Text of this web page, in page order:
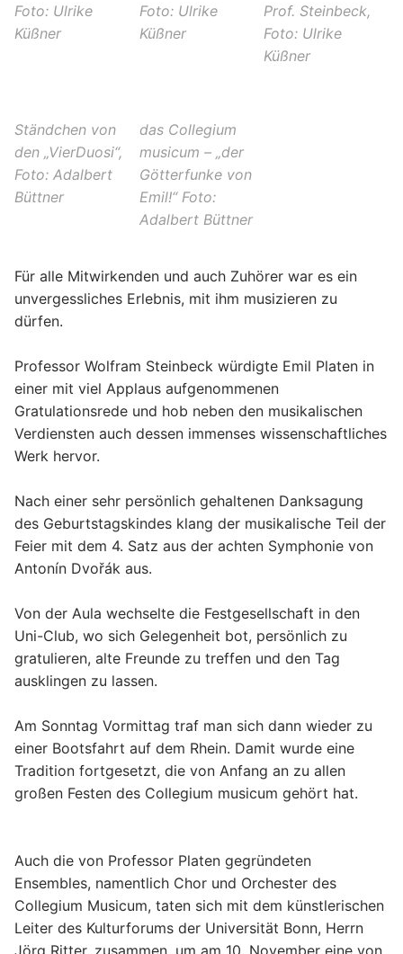
Foto: Ulrike
Küßner
Foto: Ulrike
Küßner
Prof. Steinbeck,
Foto: Ulrike
Küßner
Ständchen von
den „VierDuosi“,
Foto: Adalbert
Büttner
das Collegium
musicum – „der
Götterfunke von
Emil!“ Foto:
Adalbert Büttner
Für alle Mitwirkenden und auch Zuhörer war es ein
unvergessliches Erlebnis, mit ihm musizieren zu
dürfen.
Professor Wolfram Steinbeck würdigte Emil Platen in
einer mit viel Applaus aufgenommenen
Gratulationsrede und hob neben den musikalischen
Verdiensten auch dessen immenses wissenschaftliches
Werk hervor.
Nach einer sehr persönlich gehaltenen Danksagung
des Geburtstagskindes klang der musikalische Teil der
Feier mit dem 4. Satz aus der achten Symphonie von
Antonín Dvořák aus.
Von der Aula wechselte die Festgesellschaft in den
Uni-Club, wo sich Gelegenheit bot, persönlich zu
gratulieren, alte Freunde zu treffen und den Tag
ausklingen zu lassen.
Am Sonntag Vormittag traf man sich dann wieder zu
einer Bootsfahrt auf dem Rhein. Damit wurde eine
Tradition fortgesetzt, die von Anfang an zu allen
großen Festen des Collegium musicum gehört hat.
Auch die von Professor Platen gegründeten
Ensembles, namentlich Chor und Orchester des
Collegium Musicum, taten sich mit dem künstlerischen
Leiter des Kulturforums der Universität Bonn, Herrn